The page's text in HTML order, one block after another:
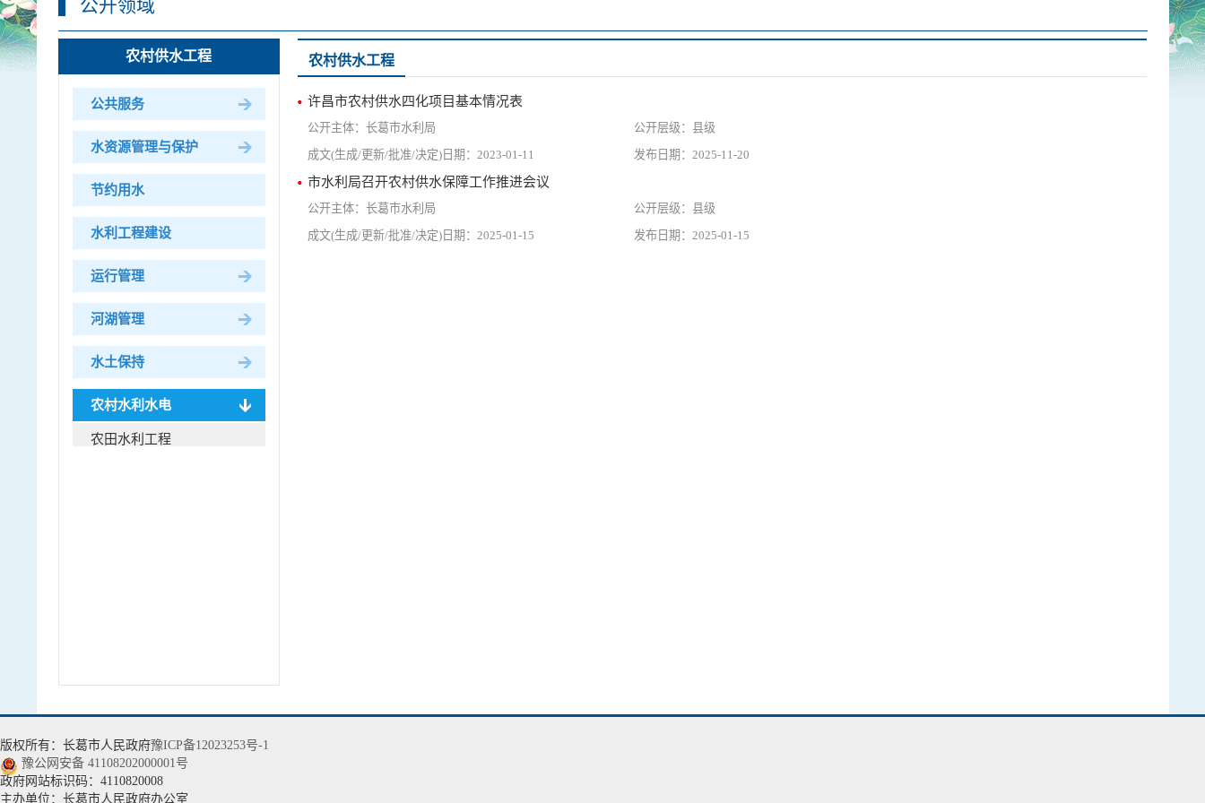
公开领域
农村供水工程
公共服务
水资源管理与保护
节约用水
水利工程建设
运行管理
河湖管理
水土保持
农村水利水电
农田水利工程
水资源调度
农村供水工程
许昌市农村供水四化项目基本情况表
长葛市水利局
县级
2023-01-11
2025-11-20
市水利局召开农村供水保障工作推进会议
长葛市水利局
县级
2025-01-15
2025-01-15
版权所有：长葛市人民政府豫ICP备12023253号-1
豫公网安备 41108202000001号
政府网站标识码：4110820008
主办单位：长葛市人民政府办公室